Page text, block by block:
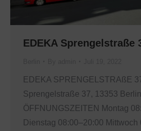
EDEKA Sprengelstraße
EDEKA SPRENGELSTRAßE
Sprengelstraße 37, 13353 Berlin
ÖFFNUNGSZEITEN Montag
Dienstag 08:00–20:00 Mittwoch